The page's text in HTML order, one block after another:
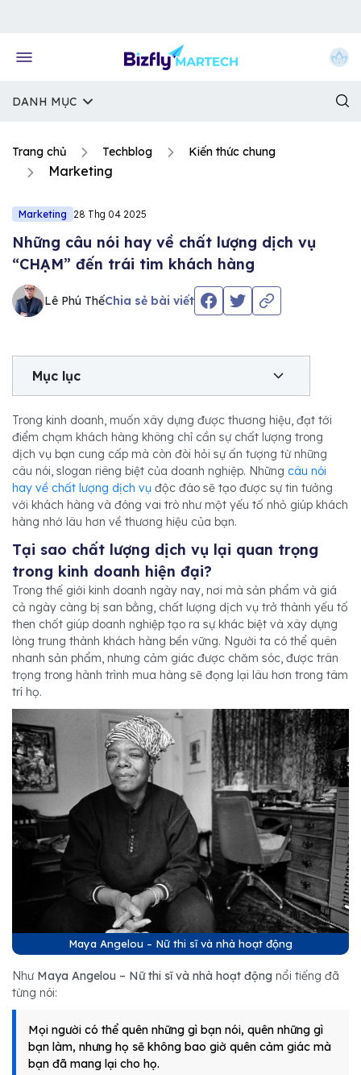
DANH MỤC
Trang chủ Techblog Kiến thức chung
Marketing
Marketing 28 Thg 04 2025
Những câu nói hay về chất lượng dịch vụ
“CHẠM” đến trái tim khách hàng
Lê Phú ThếChia sẻ bài viết
Mục lục
Trong kinh doanh, muốn xây dựng được thương hiệu, đạt tới
điểm chạm khách hàng không chỉ cần sự chất lượng trong
dịch vụ bạn cung cấp mà còn đòi hỏi sự ấn tượng từ những
câu nói, slogan riêng biệt của doanh nghiệp. Những câu nói
hay về chất lượng dịch vụ độc đáo sẽ tạo được sự tin tưởng
với khách hàng và đóng vai trò như một yếu tố nhỏ giúp khách
hàng nhớ lâu hơn về thương hiệu của bạn.
Tại sao chất lượng dịch vụ lại quan trọng
trong kinh doanh hiện đại?
Trong thế giới kinh doanh ngày nay, nơi mà sản phẩm và giá
cả ngày càng bị san bằng, chất lượng dịch vụ trở thành yếu tố
then chốt giúp doanh nghiệp tạo ra sự khác biệt và xây dựng
lòng trung thành khách hàng bền vững. Người ta có thể quên
nhanh sản phẩm, nhưng cảm giác được chăm sóc, được trân
trọng trong hành trình mua hàng sẽ đọng lại lâu hơn trong tâm
trí họ.
Maya Angelou – Nữ thi sĩ và nhà hoạt động
Như Maya Angelou – Nữ thi sĩ và nhà hoạt động nổi tiếng đã
từng nói:
Mọi người có thể quên những gì bạn nói, quên những gì
bạn làm, nhưng họ sẽ không bao giờ quên cảm giác mà
bạn đã mang lại cho họ.